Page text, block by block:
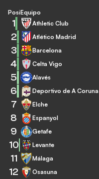
Posición
Equipo
1 Athletic Club
2 Atlético Madrid
3 Barcelona
4 Celta Vigo
5 Alavés
6 Deportivo de A Coruna
7 Elche
8 Espanyol
9 Getafe
10 Levante
11 Málaga
12 Osasuna